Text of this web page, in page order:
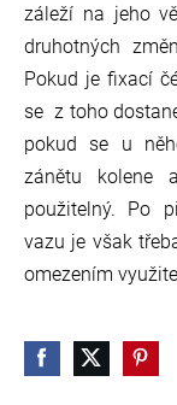
záleží na jeho
druhotných
Pokud je fixací
se z toho
pokud se u
zánětu kolene
použitelný. Po
vazu je však
omezením